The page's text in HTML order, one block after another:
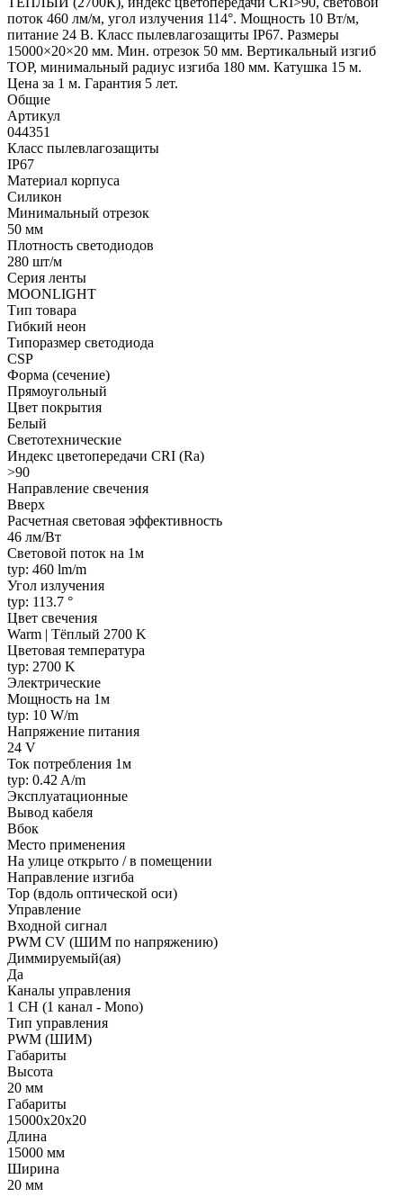
поток 460 лм/м, угол излучения 114°. Мощность 10 Вт/м,
питание 24 В. Класс пылевлагозащиты IP67. Размеры
15000×20×20 мм. Мин. отрезок 50 мм. Вертикальный изгиб
TOP, минимальный радиус изгиба 180 мм. Катушка 15 м.
Цена за 1 м. Гарантия 5 лет.
Общие
Артикул
044351
Класс пылевлагозащиты
IP67
Материал корпуса
Силикон
Минимальный отрезок
50 мм
Плотность светодиодов
280 шт/м
Серия ленты
MOONLIGHT
Тип товара
Гибкий неон
Типоразмер светодиода
CSP
Форма (сечение)
Прямоугольный
Цвет покрытия
Белый
Светотехнические
Индекс цветопередачи CRI (Ra)
>90
Направление свечения
Вверх
Расчетная световая эффективность
46 лм/Вт
Световой поток на 1м
typ: 460 lm/m
Угол излучения
typ: 113.7 °
Цвет свечения
Warm | Тёплый 2700 K
Цветовая температура
typ: 2700 K
Электрические
Мощность на 1м
typ: 10 W/m
Напряжение питания
24 V
Ток потребления 1м
typ: 0.42 A/m
Эксплуатационные
Вывод кабеля
Вбок
Место применения
На улице открыто / в помещении
Направление изгиба
Top (вдоль оптической оси)
Управление
Входной сигнал
PWM СV (ШИМ по напряжению)
Диммируемый(ая)
Да
Каналы управления
1 CH (1 канал - Mono)
Тип управления
PWM (ШИМ)
Габариты
Высота
20 мм
Габариты
15000x20x20
Длина
15000 мм
Ширина
20 мм